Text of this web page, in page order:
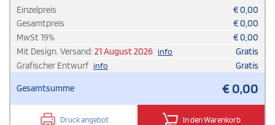
Einzelpreis €0,00
Gesamtpreis
€0,00
MwSt19% €0,00
Mit Design. Versand: 21 August 2026 info
Gratis
Grafischer Entwurf info Gratis
Gesamtsumme €0,00
Druck angebot In den Warenkorb